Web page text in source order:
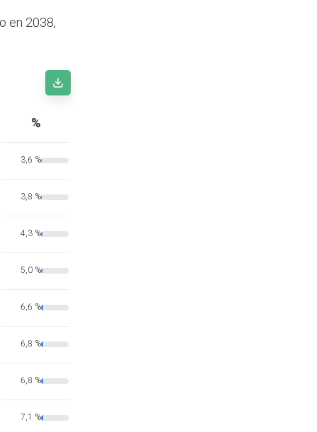
en 2038,
%
3,6 %
3,8 %
4,3 %
5,0 %
6,6 %
6,8 %
6,8 %
7,1 %